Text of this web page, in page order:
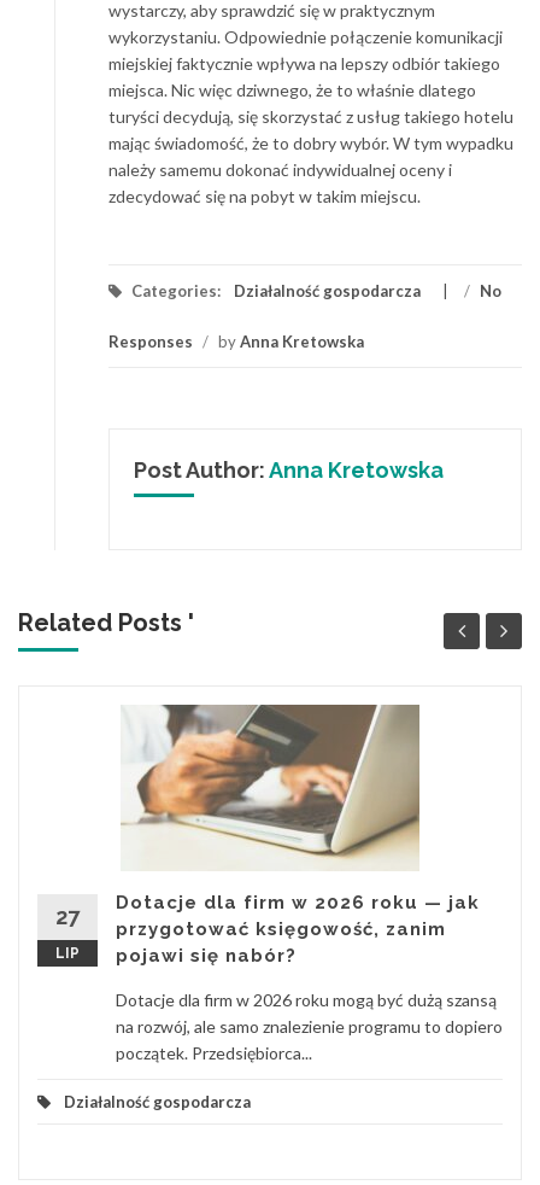
wystarczy, aby sprawdzić się w praktycznym
wykorzystaniu. Odpowiednie połączenie komunikacji
miejskiej faktycznie wpływa na lepszy odbiór takiego
miejsca. Nic więc dziwnego, że to właśnie dlatego
turyści decydują, się skorzystać z usług takiego hotelu
mając świadomość, że to dobry wybór. W tym wypadku
należy samemu dokonać indywidualnej oceny i
zdecydować się na pobyt w takim miejscu.
Categories: Działalność gospodarcza / No
Responses / byAnna Kretowska
Post Author:Anna Kretowska
Related Posts '
27
LIP
Dotacje dla firm w 2026 roku — jak
przygotować księgowość, zanim
pojawi się nabór?
Dotacje dla firm w 2026 roku mogą być dużą szansą
na rozwój, ale samo znalezienie programu to dopiero
początek. Przedsiębiorca...
Działalność gospodarcza